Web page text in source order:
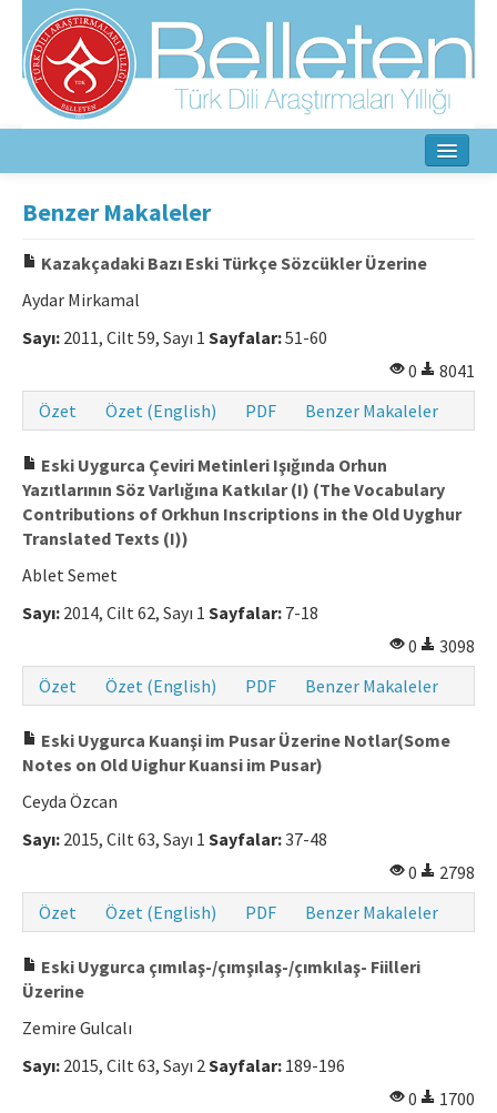
Yayın Kurulu
Yazarlar İçin
Etik İlkeler
İletişim
Makale Gönder
Benzer Makaleler
Kazakçadaki Bazı Eski Türkçe Sözcükler Üzerine
Aydar Mirkamal
Sayı: 2011, Cilt 59, Sayı 1 Sayfalar:51-60
0
8041
Özet
Özet (English) PDF Benzer Makaleler
Eski Uygurca Çeviri Metinleri Işığında Orhun
Yazıtlarının Söz Varlığına Katkılar (I) (The Vocabulary
Contributions of Orkhun Inscriptions in the Old Uyghur
Translated Texts (I))
Ablet Semet
Sayı: 2014, Cilt 62, Sayı 1 Sayfalar: 7-18
0
3098
Özet
Özet (English) PDF Benzer Makaleler
Eski Uygurca Kuanşi im Pusar Üzerine Notlar(Some
Notes on Old Uighur Kuansi im Pusar)
Ceyda Özcan
Sayı: 2015, Cilt 63, Sayı 1 Sayfalar:37-48
0
2798
Özet
Özet (English) PDF Benzer Makaleler
Eski Uygurca çımılaş-/çımşılaş-/çımkılaş- Fiilleri
Üzerine
Zemire Gulcalı
Sayı: 2015, Cilt 63, Sayı 2Sayfalar: 189-196
0
1700